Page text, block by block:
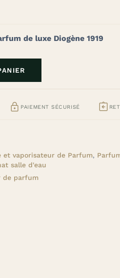
de luxe Diogène 1919
 PAIEMENT SÉCURISÉ 
et vaporisateur de Parfum,
salle d'eau
de parfum